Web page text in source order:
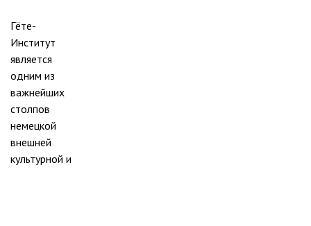
Гёте-
Институт
является
одним из
важнейших
столпов
немецкой
внешней
культурной и